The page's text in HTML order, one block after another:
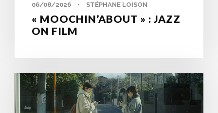
06/08/2026 • STÉPHANE LOISON
« MOOCHIN’ABOUT » : JAZZ
ON FILM